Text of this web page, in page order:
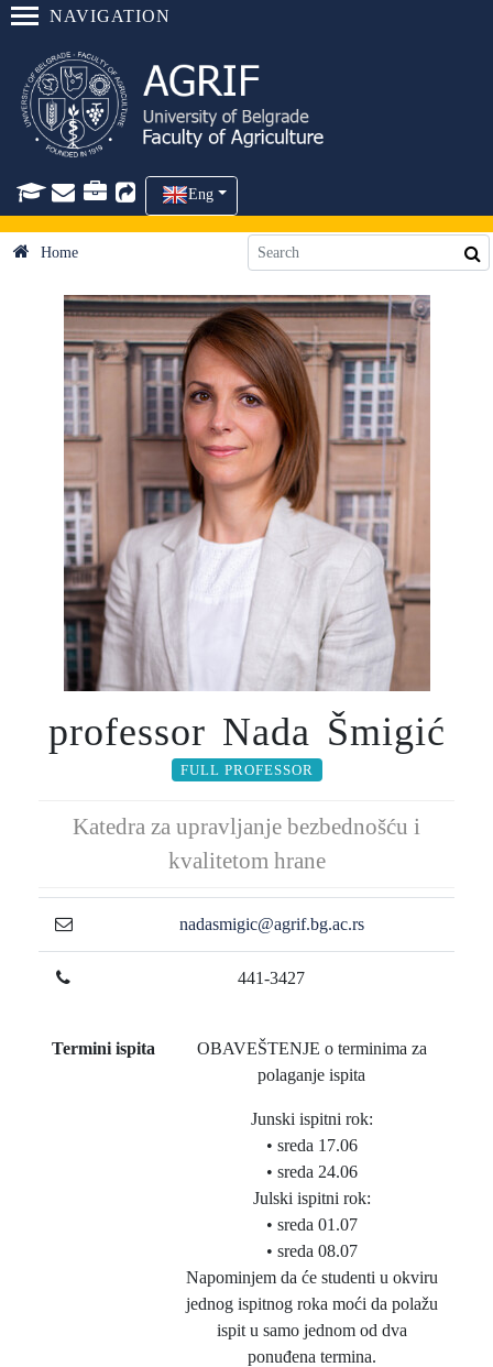
NAVIGATION
Eng
Home
professor Nada Šmigić
FULL PROFESSOR
Katedra za upravljanje bezbednošću i
kvalitetom hrane
nadasmigic@agrif.bg.ac.rs
441-3427
Termini ispita
OBAVEŠTENJE o terminima za
polaganje ispita
Junski ispitni rok:
• sreda 17.06
• sreda 24.06
Julski ispitni rok:
• sreda 01.07
• sreda 08.07
Napominjem da će studenti u okviru
jednog ispitnog roka moći da polažu
ispit u samo jednom od dva
ponuđena termina.